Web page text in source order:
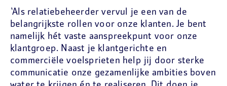
‘Als relatiebeheerder vervul je een van de
belangrijkste rollen voor onze klanten. Je bent
namelijk hét vaste aanspreekpunt voor onze
klantgroep. Naast je klantgerichte en
commerciële voelsprieten help jij door sterke
communicatie onze gezamenlijke ambities boven